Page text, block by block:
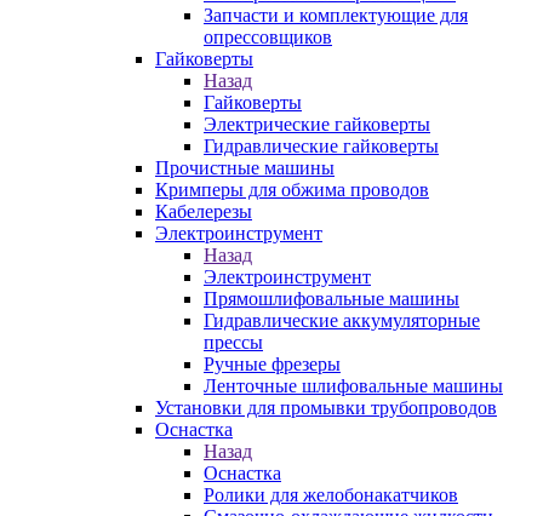
Запчасти и комплектующие для
опрессовщиков
Гайковерты
Назад
Гайковерты
Электрические гайковерты
Гидравлические гайковерты
Прочистные машины
Кримперы для обжима проводов
Кабелерезы
Электроинструмент
Назад
Электроинструмент
Прямошлифовальные машины
Гидравлические аккумуляторные
прессы
Ручные фрезеры
Ленточные шлифовальные машины
Установки для промывки трубопроводов
Оснастка
Назад
Оснастка
Ролики для желобонакатчиков